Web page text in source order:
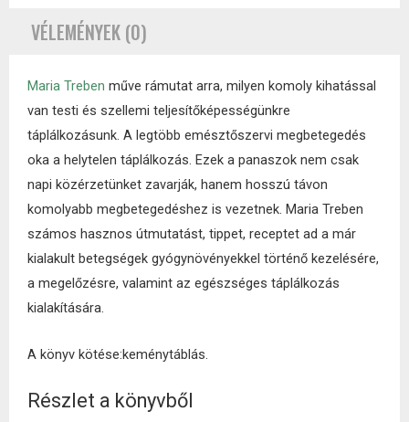
VÉLEMÉNYEK (0)
Maria Treben műve rámutat arra, milyen komoly kihatással
van testi és szellemi teljesítőképességünkre
táplálkozásunk. A legtöbb emésztőszervi megbetegedés
oka a helytelen táplálkozás. Ezek a panaszok nem csak
napi közérzetünket zavarják, hanem hosszú távon
komolyabb megbetegedéshez is vezetnek. Maria Treben
számos hasznos útmutatást, tippet, receptet ad a már
kialakult betegségek gyógynövényekkel történő kezelésére,
a megelőzésre, valamint az egészséges táplálkozás
kialakítására.
A könyv kötése:keménytáblás.
Részlet a könyvből